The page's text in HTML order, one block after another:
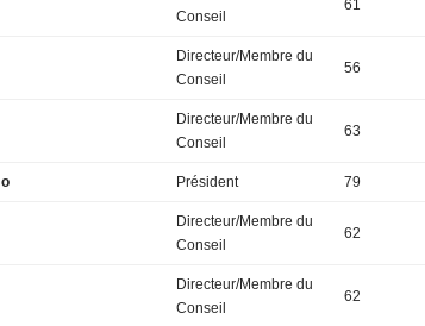
Conseil
61
Directeur/Membre du
Conseil
56
Directeur/Membre du
Conseil
63
Président 79
Directeur/Membre du
Conseil
62
Directeur/Membre du
Conseil
62